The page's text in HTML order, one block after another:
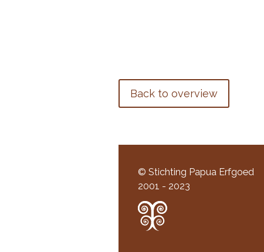
Back to overview
© Stichting Papua Erfgoed
2001 - 2023